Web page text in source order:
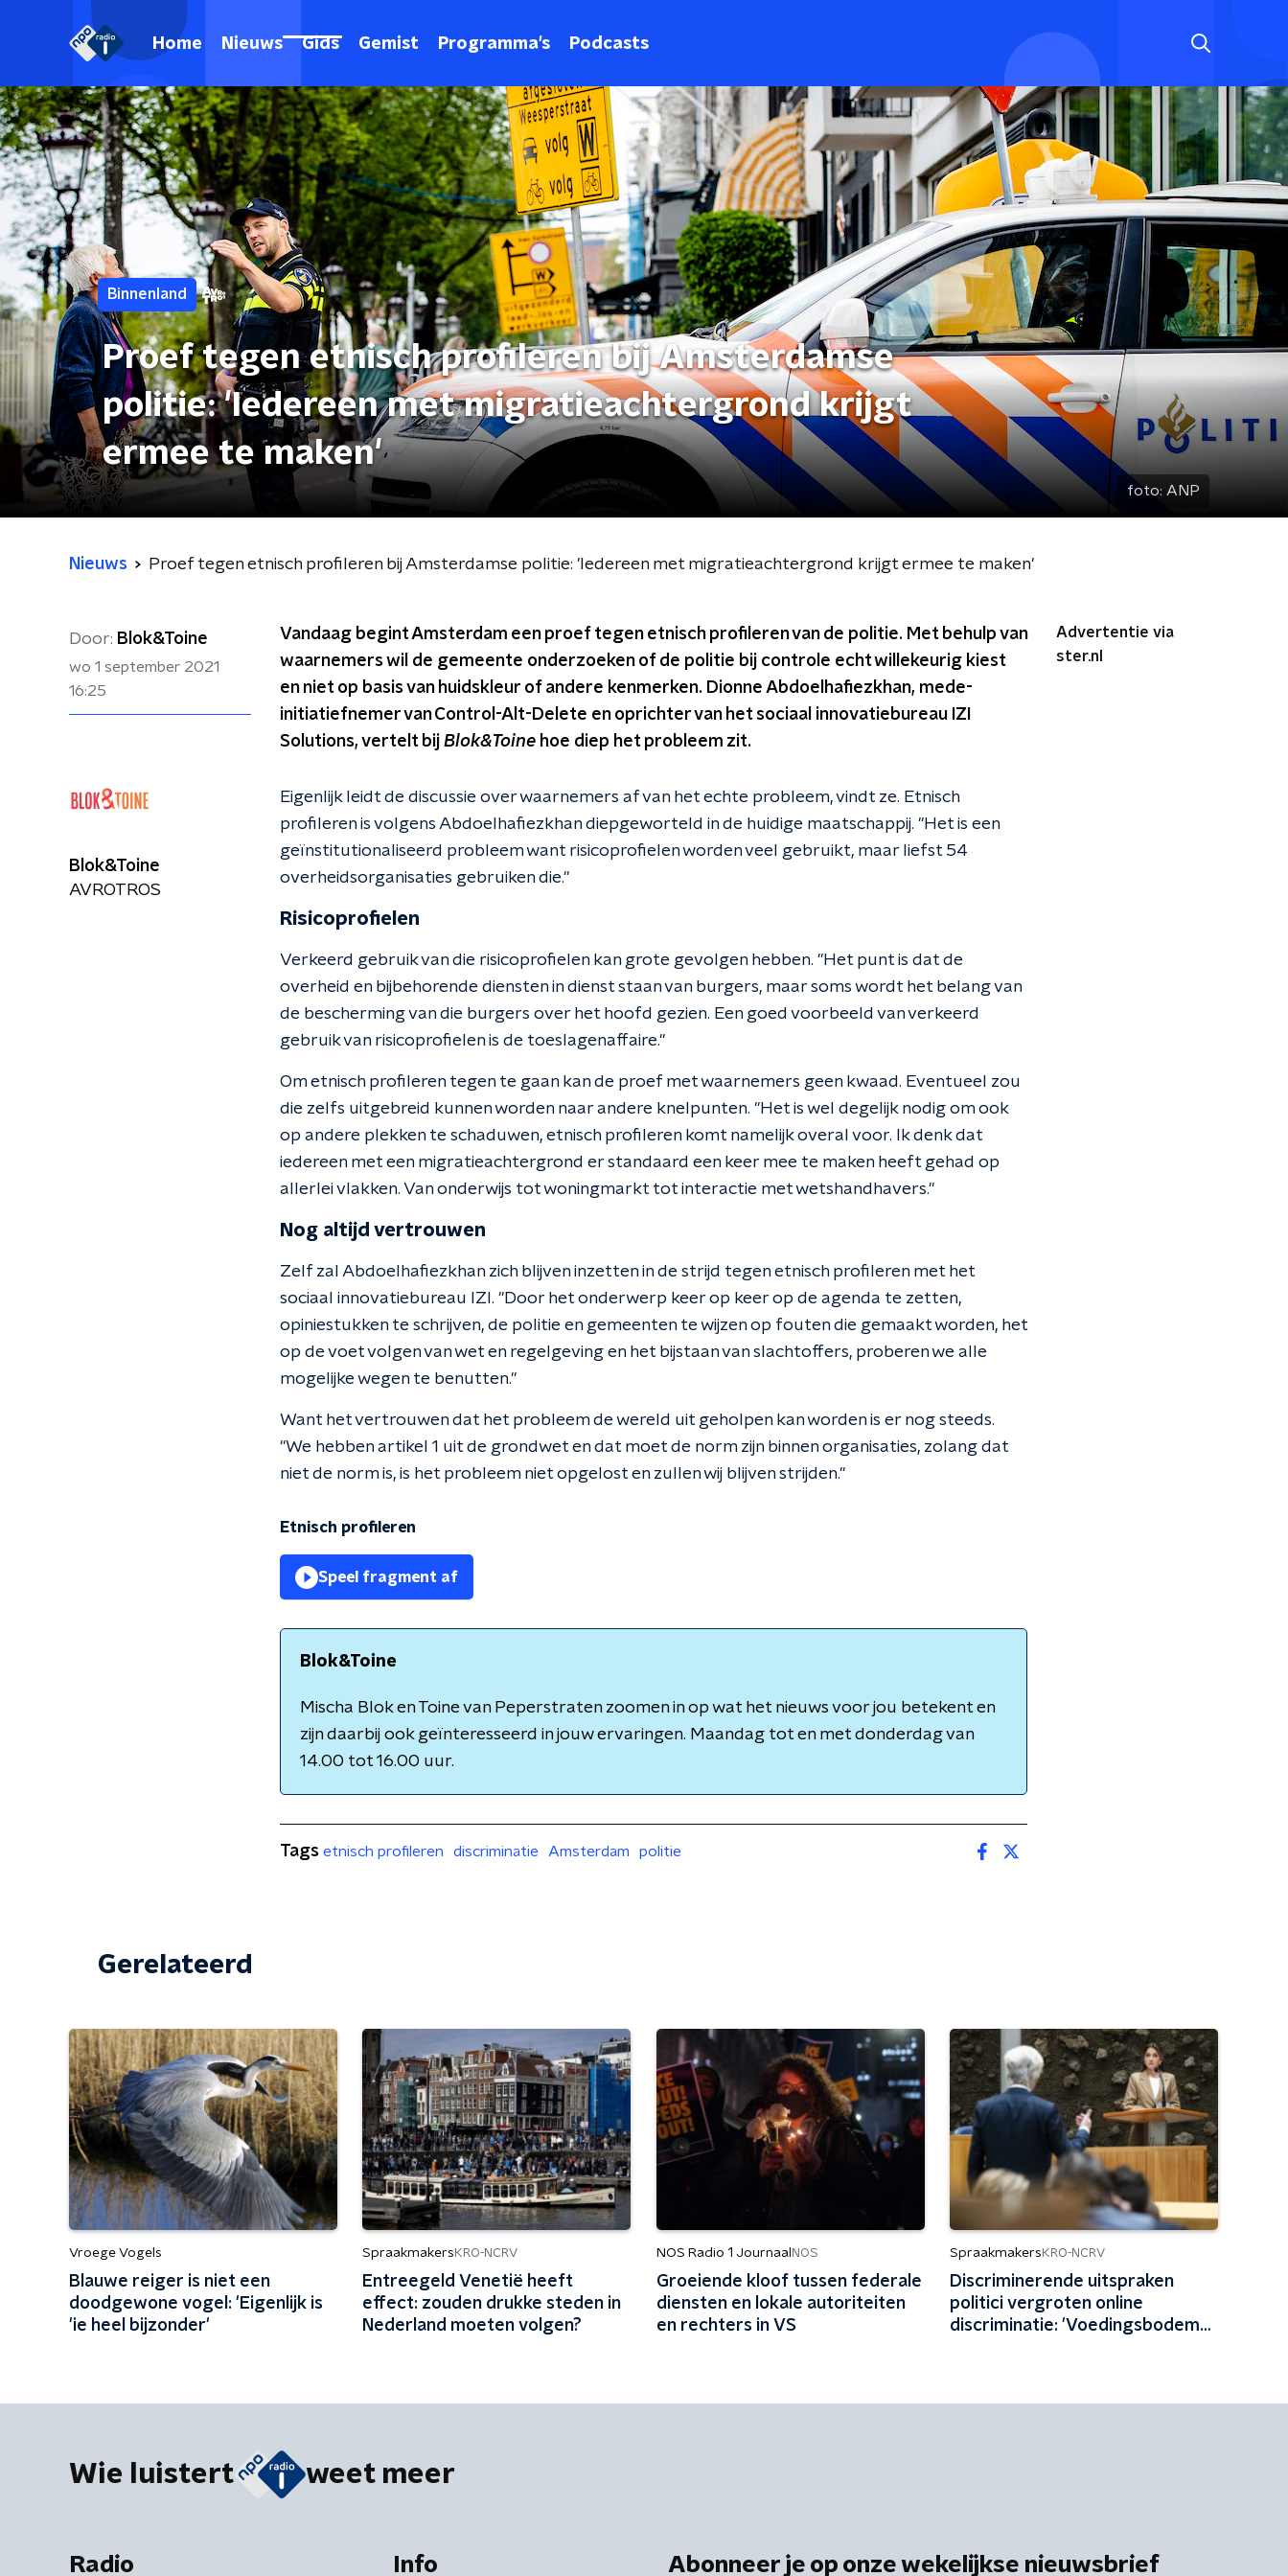
Home Nieuws Gids Gemist Programma's Podcasts
Binnenland
Proef tegen etnisch profileren bij Amsterdamse
politie: 'Iedereen met migratieachtergrond krijgt
ermee te maken'
foto: ANP
Nieuws Proef tegen etnisch profileren bij Amsterdamse politie: 'Iedereen met migratieachtergrond krijgt ermee te maken'
Door: Blok&Toine
wo 1 september 2021
16:25
Vandaag begint Amsterdam een proef tegen etnisch profileren van de politie. Met behulp van
waarnemers wil de gemeente onderzoeken of de politie bij controle echt willekeurig kiest
en niet op basis van huidskleur of andere kenmerken. Dionne Abdoelhafiezkhan, mede-
initiatiefnemer van Control-Alt-Delete en oprichter van het sociaal innovatiebureau IZI
Solutions, vertelt bij Blok&Toine hoe diep het probleem zit.
Eigenlijk leidt de discussie over waarnemers af van het echte probleem, vindt ze. Etnisch
profileren is volgens Abdoelhafiezkhan diepgeworteld in de huidige maatschappij. "Het is een
geïnstitutionaliseerd probleem want risicoprofielen worden veel gebruikt, maar liefst 54
overheidsorganisaties gebruiken die."
Risicoprofielen
Verkeerd gebruik van die risicoprofielen kan grote gevolgen hebben. "Het punt is dat de
overheid en bijbehorende diensten in dienst staan van burgers, maar soms wordt het belang van
de bescherming van die burgers over het hoofd gezien. Een goed voorbeeld van verkeerd
gebruik van risicoprofielen is de toeslagenaffaire."
Om etnisch profileren tegen te gaan kan de proef met waarnemers geen kwaad. Eventueel zou
die zelfs uitgebreid kunnen worden naar andere knelpunten. "Het is wel degelijk nodig om ook
op andere plekken te schaduwen, etnisch profileren komt namelijk overal voor. Ik denk dat
iedereen met een migratieachtergrond er standaard een keer mee te maken heeft gehad op
allerlei vlakken. Van onderwijs tot woningmarkt tot interactie met wetshandhavers."
Nog altijd vertrouwen
Zelf zal Abdoelhafiezkhan zich blijven inzetten in de strijd tegen etnisch profileren met het
sociaal innovatiebureau IZI. "Door het onderwerp keer op keer op de agenda te zetten,
opiniestukken te schrijven, de politie en gemeenten te wijzen op fouten die gemaakt worden, het
op de voet volgen van wet en regelgeving en het bijstaan van slachtoffers, proberen we alle
mogelijke wegen te benutten."
Want het vertrouwen dat het probleem de wereld uit geholpen kan worden is er nog steeds.
"We hebben artikel 1 uit de grondwet en dat moet de norm zijn binnen organisaties, zolang dat
niet de norm is, is het probleem niet opgelost en zullen wij blijven strijden."
Etnisch profileren
Speel fragment af
Blok&Toine
Mischa Blok en Toine van Peperstraten zoomen in op wat het nieuws voor jou betekent en
zijn daarbij ook geïnteresseerd in jouw ervaringen. Maandag tot en met donderdag van
14.00 tot 16.00 uur.
Advertentie via
ster.nl
Blok&Toine
AVROTROS
Tags etnisch profileren discriminatie Amsterdam politie
Gerelateerd
Vroege Vogels
Blauwe reiger is niet een
doodgewone vogel: 'Eigenlijk is
'ie heel bijzonder'
Spraakmakers KRO-NCRV
Entreegeld Venetië heeft
effect: zouden drukke steden in
Nederland moeten volgen?
NOS Radio 1 Journaal NOS
Groeiende kloof tussen federale
diensten en lokale autoriteiten
en rechters in VS
Spraakmakers KRO-NCRV
Discriminerende uitspraken
politici vergroten online
discriminatie: 'Voedingsbodem
Wie luistert weet meer
Radio Info Abonneer je op onze wekelijkse nieuwsbrief